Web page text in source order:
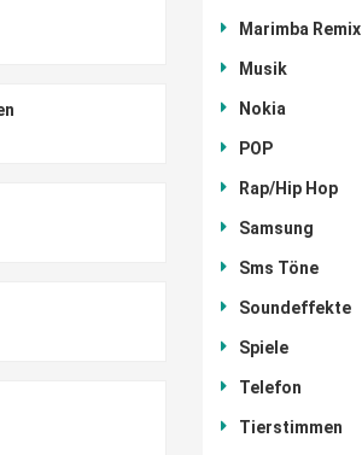
Marimba Remix
Musik
Nokia
POP
Rap/Hip Hop
Samsung
Sms Töne
Soundeffekte
Spiele
Telefon
Tierstimmen